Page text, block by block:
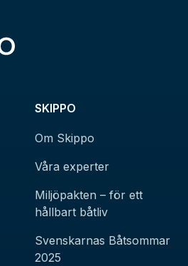
SKIPPO
Om Skippo
Våra experter
Miljöpakten – för ett
hållbart båtliv
Svenskarnas Båtsommar
2025